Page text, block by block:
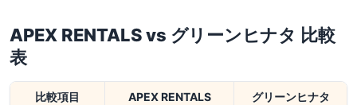
APEX RENTALSvs グリーンヒナタ 比較
表
比較項目 APEX RENTALS グリーンヒナタ